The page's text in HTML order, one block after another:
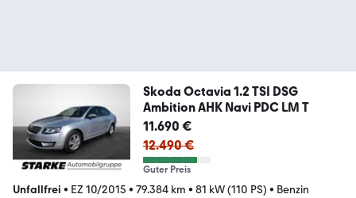
Skoda Octavia 1.2 TSI DSG
Ambition AHK Navi PDC LM T
11.690 €
12.490 €
Guter Preis
Unfallfrei • EZ 10/2015 • 79.384 km • 81 kW (110 PS) • Benzin